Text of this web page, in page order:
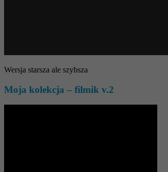
Wersja starsza ale szybsza
Moja kolekcja – filmik v.2